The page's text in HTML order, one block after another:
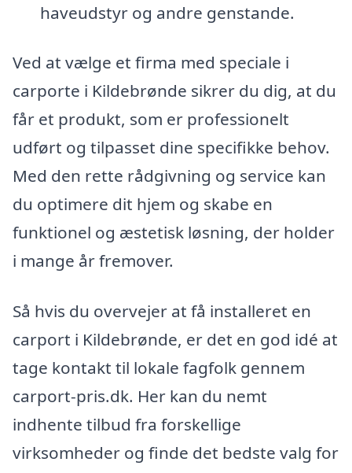
haveudstyr og andre genstande.
Ved at vælge et firma med speciale i
carporte i Kildebrønde sikrer du dig, at du
får et produkt, som er professionelt
udført og tilpasset dine specifikke behov.
Med den rette rådgivning og service kan
du optimere dit hjem og skabe en
funktionel og æstetisk løsning, der holder
i mange år fremover.
Så hvis du overvejer at få installeret en
carport i Kildebrønde, er det en god idé at
tage kontakt til lokale fagfolk gennem
carport-pris.dk. Her kan du nemt
indhente tilbud fra forskellige
virksomheder og finde det bedste valg for